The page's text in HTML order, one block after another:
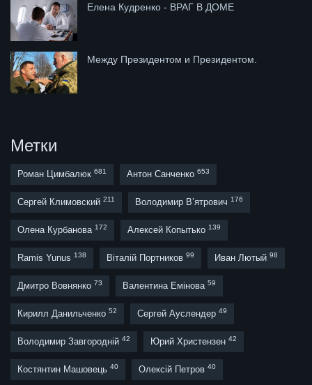
Елена Кудренко - ВРАГ В ДОМЕ
Между Президентом и Президентом.
Метки
Роман Цимбалюк 681 Антон Санченко 653
Сергей Климовский 211 Володимир В’ятрович 176
Олена Курбанова 172 Алексей Копытько 139
Ramis Yunus 138 Віталій Портников 99 Иван Лютый 98
Дмитро Вовнянко 73 Валентина Емінова 59
Кирилл Данильченко 52 Сергей Ауслендер 49
Володимир Завгородній 42 Юрий Христензен 42
Костянтин Машовець 40 Олексій Петров 40